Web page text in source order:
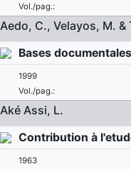
Vol./pag.:
Aedo, C., Velayos, M. &
Bases
1999
Vol./pag.:
Aké Assi, L.
Contribution à
1963